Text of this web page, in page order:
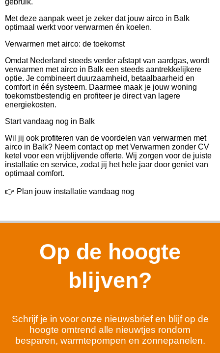
Met deze aanpak weet je zeker dat jouw airco in Balk
optimaal werkt voor verwarmen én koelen.
Verwarmen met airco: de toekomst
Omdat Nederland steeds verder afstapt van aardgas, wordt
verwarmen met airco in Balk een steeds aantrekkelijkere
optie. Je combineert duurzaamheid, betaalbaarheid en
comfort in één systeem. Daarmee maak je jouw woning
toekomstbestendig en profiteer je direct van lagere
energiekosten.
Start vandaag nog in Balk
Wil jij ook profiteren van de voordelen van verwarmen met
airco in Balk? Neem contact op met Verwarmen zonder CV
ketel voor een vrijblijvende offerte. Wij zorgen voor de juiste
installatie en service, zodat jij het hele jaar door geniet van
optimaal comfort.
👉 Plan jouw installatie vandaag nog
Op de hoogte
blijven?
Schrijf je in voor onze nieuwsbrief en blijf op de
hoogte omtrend alle nieuwtjes rondom
besparen, warmtepompen en zonnepanelen.